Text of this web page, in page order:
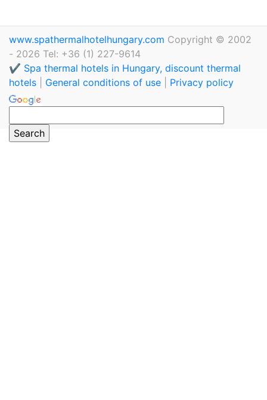
www.spathermalhotelhungary.com Copyright © 2002
- 2026 Tel: +36 (1) 227-9614
✔️ Spa thermal hotels in Hungary, discount thermal
hotels
General conditions of use Privacy policy